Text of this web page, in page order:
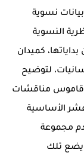
نسوية
النسوية
كميدان
لتوضيح
قاموس مناقشات
الأساسية
مجموعة
تلك